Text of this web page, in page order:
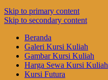
Skip to primary content
Skip to secondary content
Beranda
Galeri Kursi Kuliah
Gambar Kursi Kuliah
Harga Sewa Kursi Kuliah
Kursi Futura